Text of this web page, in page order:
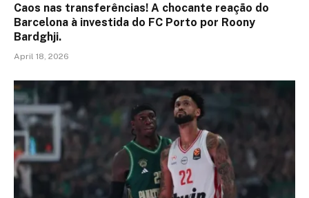
Caos nas transferências! A chocante reação do
Barcelona à investida do FC Porto por Roony
Bardghji.
April 18, 2026